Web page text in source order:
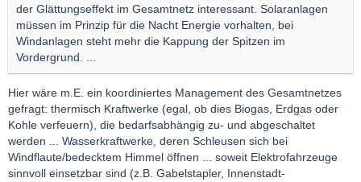
der Glättungseffekt im Gesamtnetz interessant. Solaranlagen
müssen im Prinzip für die Nacht Energie vorhalten, bei
Windanlagen steht mehr die Kappung der Spitzen im
Vordergrund. ...
Hier wäre m.E. ein koordiniertes Management des Gesamtnetzes
gefragt: thermisch Kraftwerke (egal, ob dies Biogas, Erdgas oder
Kohle verfeuern), die bedarfsabhängig zu- und abgeschaltet
werden ... Wasserkraftwerke, deren Schleusen sich bei
Windflaute/bedecktem Himmel öffnen ... soweit Elektrofahrzeuge
sinnvoll einsetzbar sind (z.B. Gabelstapler, Innenstadt-